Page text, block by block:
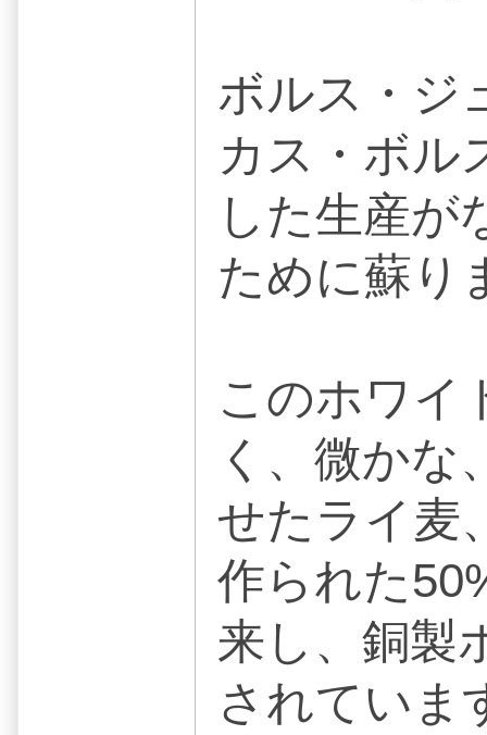
ボルス・ジ
カス・ボル
した生産が
ために蘇り
このホワイ
く、微かな
せたライ麦
作られた
来し、銅製
されていま